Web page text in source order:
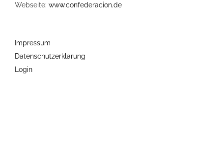
Webseite: www.confederacion.de
Impressum
Datenschutzerklärung
Login